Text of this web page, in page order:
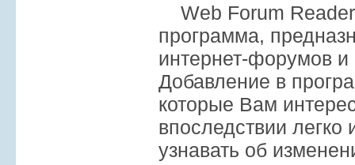
Web Forum Reader
программа,
интернет-форумов
Добавление в
которые Вам
впоследствии легко
узнавать об